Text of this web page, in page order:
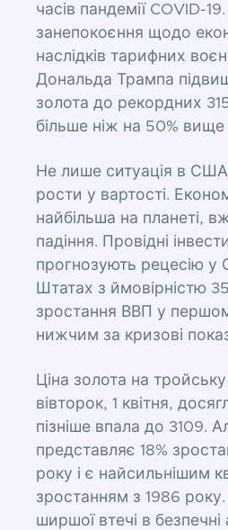
часів пандемії COVID-
занепокоєння щодо
наслідків тарифних
Дональда Трампа
золота до рекордних
більше ніж на 50% вище
Не лише ситуація в
рости у вартості.
найбільша на планеті,
падіння. Провідні
прогнозують рецесію у
Штатах з ймовірністю
зростання ВВП у
нижчим за кризові
Ціна золота на
вівторок, 1 квітня,
пізніше впала до 3109.
представляє 18%
року і є найсильнішим
зростанням з 1986
ширшої втечі в